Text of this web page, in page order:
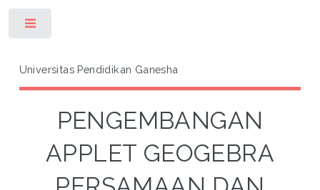
Universitas Pendidikan Ganesha
PENGEMBANGAN
APPLET GEOGEBRA